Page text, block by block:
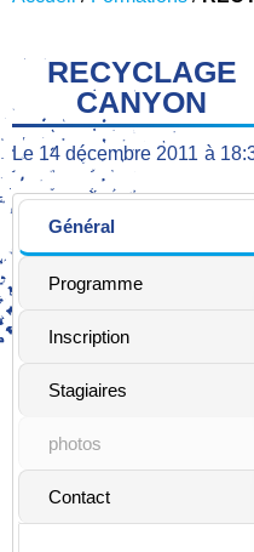
RECYCLAGE
CANYON
Le 14 décembre 2011 à
Général
Programme
Inscription
Stagiaires
photos
Contact